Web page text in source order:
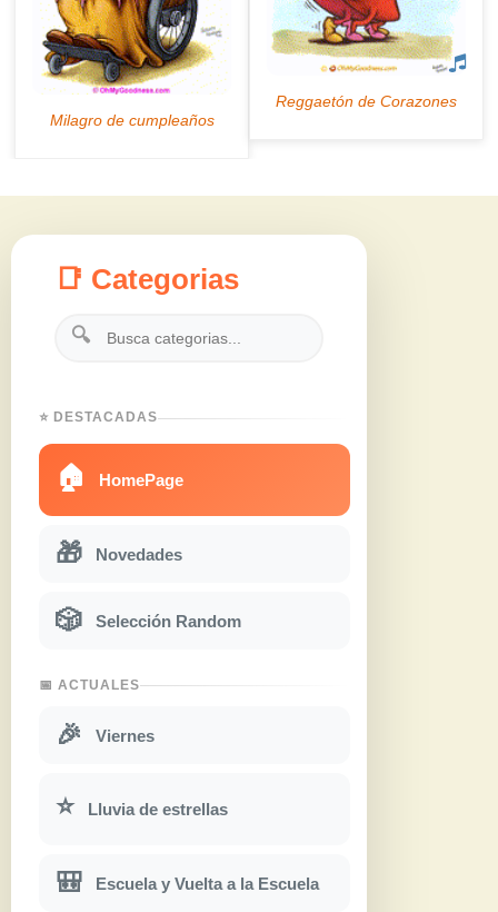
📑 Categorias
🔍
⭐ DESTACADAS
🏠 HomePage
🎁 Novedades
🎲 Selección Random
📅 ACTUALES
🎉 Viernes
⭐ Lluvia de estrellas
🎒 Escuela y Vuelta a la Escuela